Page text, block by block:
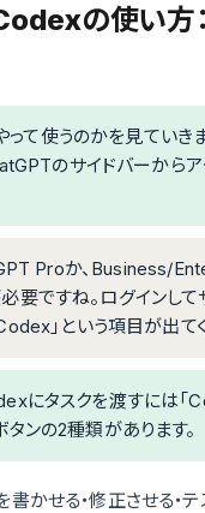
の使い方
って使うのかを見ていき
のサイドバーからア
Proか、Business/
要ですね。ログインし
」という項目が出てく
にタスクを渡すには「
タンの2種類があります。
書かせる・修正させる・